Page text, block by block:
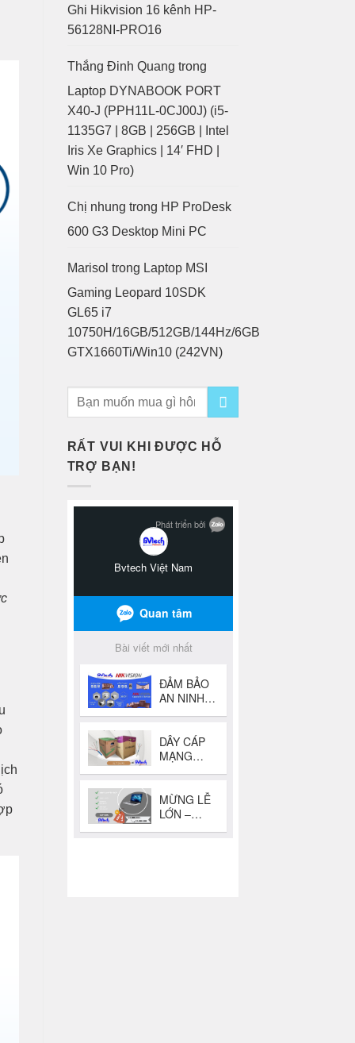
Ghi Hikvision 16 kênh HP-
56128NI-PRO16
Thắng Đinh Quang trong
Laptop DYNABOOK PORT
X40-J (PPH11L-0CJ00J) (i5-
1135G7 | 8GB | 256GB | Intel
Iris Xe Graphics | 14′ FHD |
Win 10 Pro)
Chị nhung trong HP ProDesk
600 G3 Desktop Mini PC
Marisol trong Laptop MSI
Gaming Leopard 10SDK
GL65 i7
10750H/16GB/512GB/144Hz/6GB
GTX1660Ti/Win10 (242VN)
RẤT VUI KHI ĐƯỢC HỖ
TRỢ BẠN!